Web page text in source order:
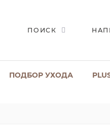
ПОИСК
ПОДБОР УХОДА